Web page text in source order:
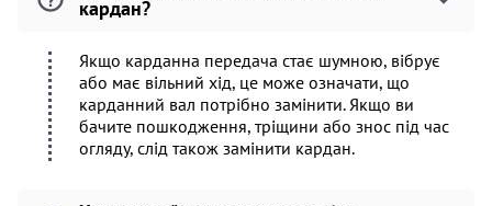
кардан?
Якщо карданна передача стає шумною, вібрує
або має вільний хід, це може означати, що
карданний вал потрібно замінити. Якщо ви
бачите пошкодження, тріщини або знос під час
огляду, слід також замінити кардан.